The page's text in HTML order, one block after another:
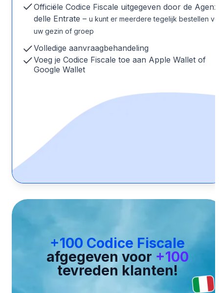
Officiële Codice Fiscale uitgegeven door de
delle Entrate – u kunt er meerdere tegelijk bestellen
uw gezin of groep
Volledige aanvraagbehandeling
Voeg je Codice Fiscale toe aan Apple Wallet of
Google Wallet
+100 Codice Fiscale
afgegeven voor +100
tevreden klanten!